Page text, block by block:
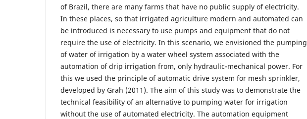
of Brazil, there are many farms that have no public supply of electricity.
In these places, so that irrigated agriculture modern and automated can
be introduced is necessary to use pumps and equipment that do not
require the use of electricity. In this scenario, we envisioned the pumping
of water of irrigation by a water wheel system associated with the
automation of drip irrigation from, only hydraulic-mechanical power. For
this we used the principle of automatic drive system for mesh sprinkler,
developed by Grah (2011). The aim of this study was to demonstrate the
technical feasibility of an alternative to pumping water for irrigation
without the use of automated electricity. The automation equipment